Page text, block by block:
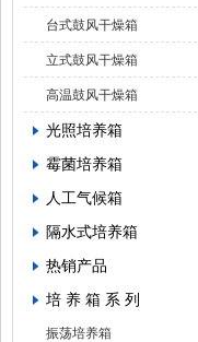
台式鼓风干燥箱
立式鼓风干燥箱
高温鼓风干燥箱
光照培养箱
霉菌培养箱
人工气候箱
隔水式培养箱
热销产品
培 养 箱 系 列
振荡培养箱